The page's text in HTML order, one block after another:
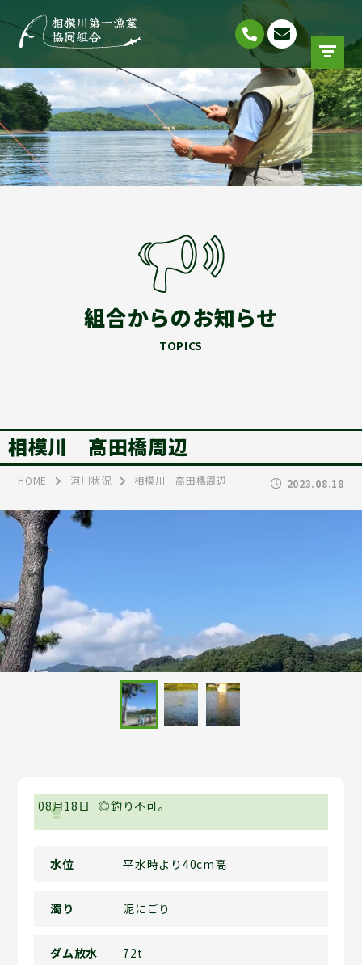
組合からのお知らせ
TOPICS
相模川 高田橋周辺
HOME 河川状況 相模川 高田橋周辺 2023.08.18
08月18日 ◎釣り不可。
水位 平水時より40cm高
濁り 泥にごり
ダム放水 72t